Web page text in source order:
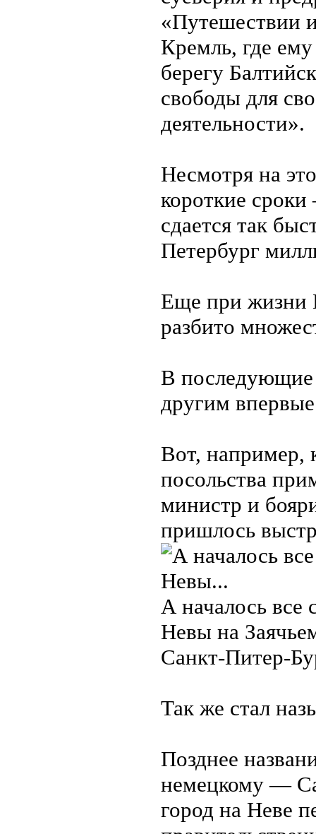
«Путешествии
Кремль, где
берегу
свободы для
деятельности».
Несмотря на
короткие
сдается так
Петербург
Еще при жизни
разбито
В последующие
другим
Вот, например,
посольства
министр и
пришлось
А началось все
Невы на
Так же стал
Позднее
немецкому —
город на Неве